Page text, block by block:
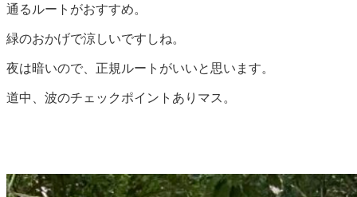
通るルートがおすすめ。
緑のおかげで涼しいですしね。
夜は暗いので、正規ルートがいいと思います。
道中、波のチェックポイントありマス。